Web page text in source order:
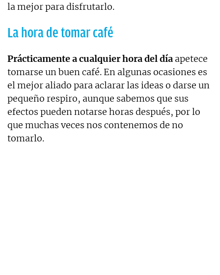
la mejor para disfrutarlo.
La hora de tomar café
Prácticamente a cualquier hora del día apetece
tomarse un buen café. En algunas ocasiones es
el mejor aliado para aclarar las ideas o darse un
pequeño respiro, aunque sabemos que sus
efectos pueden notarse horas después, por lo
que muchas veces nos contenemos de no
tomarlo.